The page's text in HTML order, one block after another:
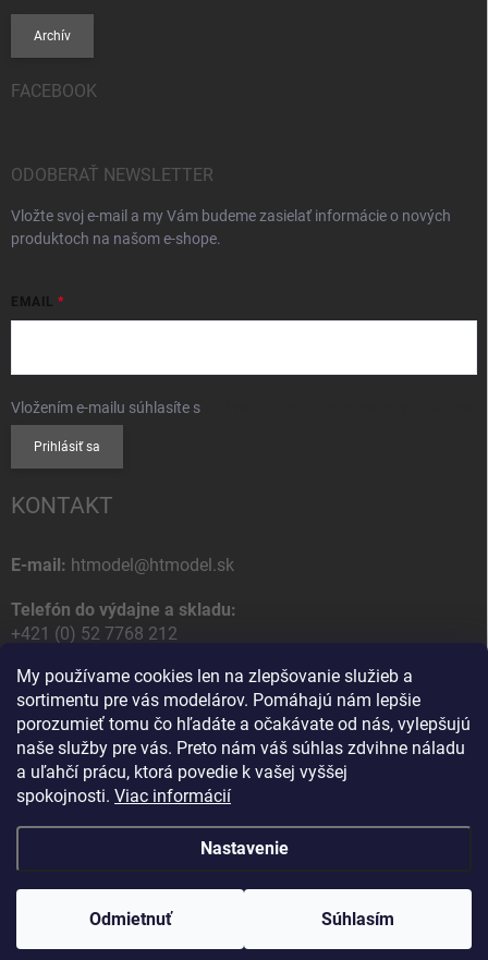
My používame cookies len na zlepšovanie služieb a
sortimentu pre vás modelárov. Pomáhajú nám lepšie
porozumieť tomu čo hľadáte a očakávate od nás, vylepšujú
naše služby pre vás. Preto nám váš súhlas zdvihne náladu
a uľahčí prácu, ktorá povedie k vašej vyššej
spokojnosti. Viac informácií
Nastavenie
Odmietnuť Súhlasím
Archív
FACEBOOK
ODOBERAŤ NEWSLETTER
Vložte svoj e-mail a my Vám budeme zasielať informácie o nových
produktoch na našom e-shope.
EMAIL
Vložením e-mailu súhlasíte s
Prihlásiť sa
KONTAKT
E-mail: htmodel@htmodel.sk
Telefón do výdajne a skladu:
+421 (0) 52 7768 212
Poštová / Odberná adresa:
HT model
Na letisko 49
058 01 Poprad
Slovenská Republika
Vytvoril Shoptet
Copyright 2026HT model. Všetky práva vyhradené.Upraviť nastavenie
Ako vám pomôžem?